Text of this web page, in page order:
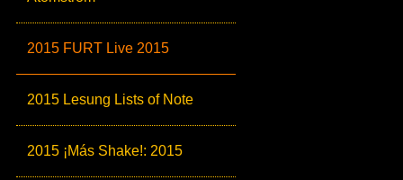
2015 FURT Live 2015
2015 Lesung Lists of Note
2015 ¡Más Shake!: 2015